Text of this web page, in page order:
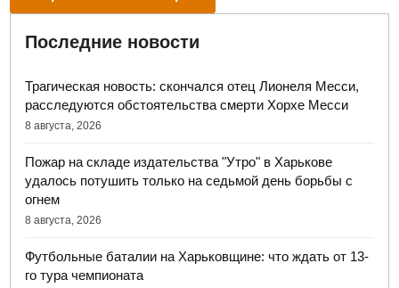
Последние новости
Трагическая новость: скончался отец Лионеля Месси,
расследуются обстоятельства смерти Хорхе Месси
8 августа, 2026
Пожар на складе издательства "Утро" в Харькове
удалось потушить только на седьмой день борьбы с
огнем
8 августа, 2026
Футбольные баталии на Харьковщине: что ждать от 13-
го тура чемпионата